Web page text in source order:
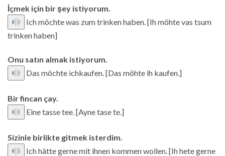
İçmek için bir şey istiyorum.
Ich möchte was zum trinken haben. [Ih möhte vas tsum
trinken haben]
Onu satın almak istiyorum.
Das möchte ichkaufen. [Das möhte ih kaufen.]
Bir fincan çay.
Eine tasse tee. [Ayne tase te.]
Sizinle birlikte gitmek isterdim.
Ich hâtte gerne mit ihnen kommen wollen. [Ih hete gerne